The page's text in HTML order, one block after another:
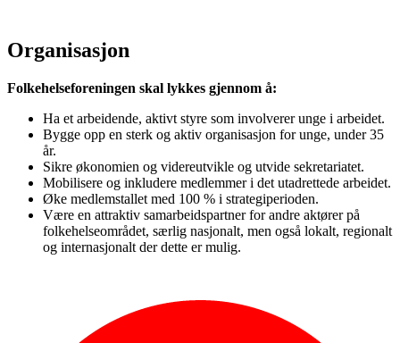
Organisasjon
Folkehelseforeningen skal lykkes gjennom å:
Ha et arbeidende, aktivt styre som involverer unge i arbeidet.
Bygge opp en sterk og aktiv organisasjon for unge, under 35
år.
Sikre økonomien og videreutvikle og utvide sekretariatet.
Mobilisere og inkludere medlemmer i det utadrettede arbeidet.
Øke medlemstallet med 100 % i strategiperioden.
Være en attraktiv samarbeidspartner for andre aktører på
folkehelseområdet, særlig nasjonalt, men også lokalt, regionalt
og internasjonalt der dette er mulig.